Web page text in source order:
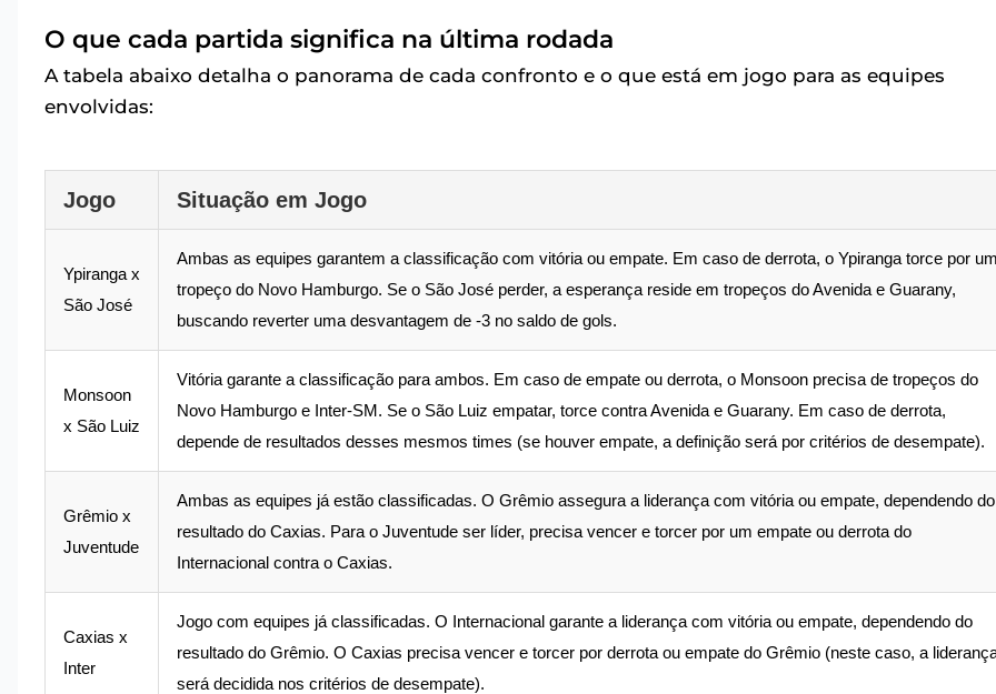
O que cada partida significa na última rodada
A tabela abaixo detalha o panorama de cada confronto e o que está em jogo para as equipes
envolvidas:
Jogo Situação em Jogo
Ypiranga x
São José
Ambas as equipes garantem a classificação com vitória ou empate. Em caso de derrota, o Ypiranga torce por um
tropeço do Novo Hamburgo. Se o São José perder, a esperança reside em tropeços do Avenida e Guarany,
buscando reverter uma desvantagem de -3 no saldo de gols.
Monsoon
x São Luiz
Vitória garante a classificação para ambos. Em caso de empate ou derrota, o Monsoon precisa de tropeços do
Novo Hamburgo e Inter-SM. Se o São Luiz empatar, torce contra Avenida e Guarany. Em caso de derrota,
depende de resultados desses mesmos times (se houver empate, a definição será por critérios de desempate).
Grêmio x
Juventude
Ambas as equipes já estão classificadas. O Grêmio assegura a liderança com vitória ou empate, dependendo do
resultado do Caxias. Para o Juventude ser líder, precisa vencer e torcer por um empate ou derrota do
Internacional contra o Caxias.
Caxias x
Inter
Jogo com equipes já classificadas. O Internacional garante a liderança com vitória ou empate, dependendo do
resultado do Grêmio. O Caxias precisa vencer e torcer por derrota ou empate do Grêmio (neste caso, a
será decidida nos critérios de desempate).